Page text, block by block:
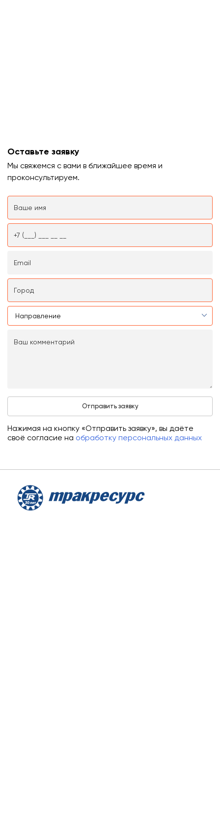
Оставьте заявку
Мы свяжемся с вами в ближайшее время и
проконсультируем.
Нажимая на кнопку «Отправить заявку», вы даёте
своё согласие на обработку персональных данных